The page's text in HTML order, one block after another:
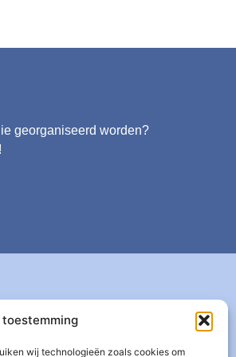
toestemming
wij technologieën zoals cookies om
georganiseerd worden?
Zakelijke info